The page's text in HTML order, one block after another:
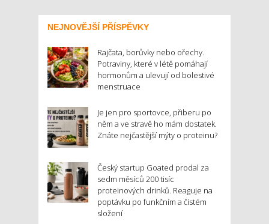
NEJNOVĚJŠÍ PŘÍSPĚVKY
Rajčata, borůvky nebo ořechy.
Potraviny, které v létě pomáhají
hormonům a ulevují od bolestivé
menstruace
Je jen pro sportovce, přiberu po
něm a ve stravě ho mám dostatek.
Znáte nejčastější mýty o proteinu?
Český startup Goated prodal za
sedm měsíců 200 tisíc
proteinových drinků. Reaguje na
poptávku po funkčním a čistém
složení